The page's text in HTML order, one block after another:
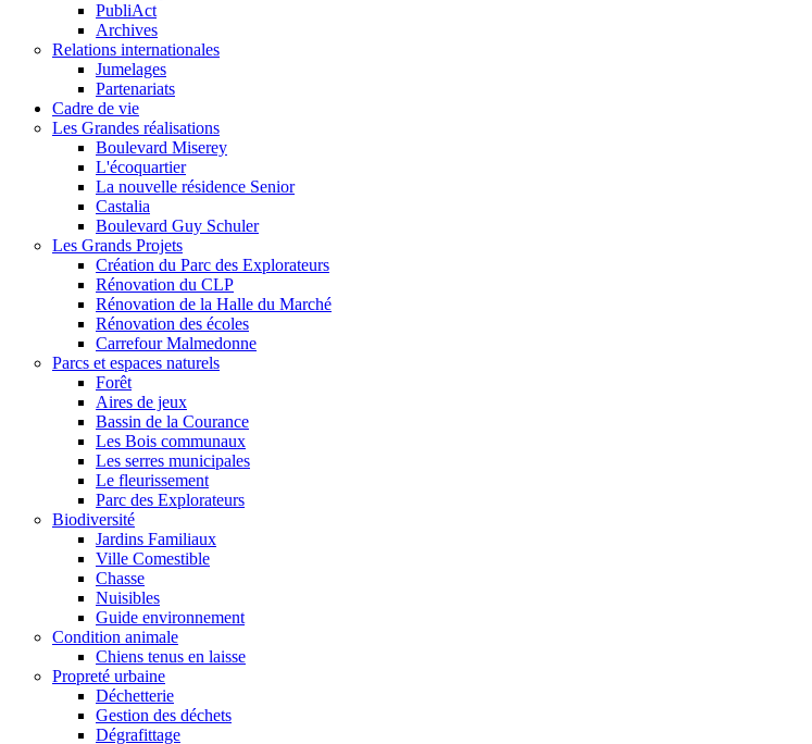
PubliAct
Archives
Relations internationales
Jumelages
Partenariats
Cadre de vie
Les Grandes réalisations
Boulevard Miserey
L'écoquartier
La nouvelle résidence Senior
Castalia
Boulevard Guy Schuler
Les Grands Projets
Création du Parc des Explorateurs
Rénovation du CLP
Rénovation de la Halle du Marché
Rénovation des écoles
Carrefour Malmedonne
Parcs et espaces naturels
Forêt
Aires de jeux
Bassin de la Courance
Les Bois communaux
Les serres municipales
Le fleurissement
Parc des Explorateurs
Biodiversité
Jardins Familiaux
Ville Comestible
Chasse
Nuisibles
Guide environnement
Condition animale
Chiens tenus en laisse
Propreté urbaine
Déchetterie
Gestion des déchets
Dégrafittage